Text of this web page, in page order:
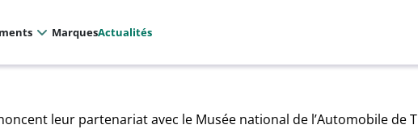
MarquesActualités
leur partenariat avec le Musée national de l’Automobile de